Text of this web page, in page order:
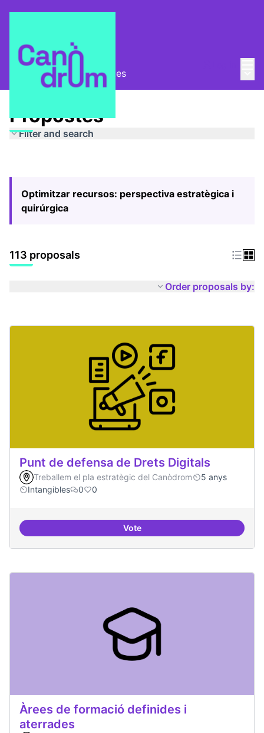
Pla Estratègic Propostes
Propostes
Filter and search
Optimitzar recursos: perspectiva estratègica i
quirúrgica
113 proposals
Order proposals by:
Punt de defensa de Drets Digitals
Treballem el pla estratègic del Canòdrom
5 anys
Intangibles
0 0
VotePunt de defensa de Drets Digitals
Àrees de formació definides i
aterrades